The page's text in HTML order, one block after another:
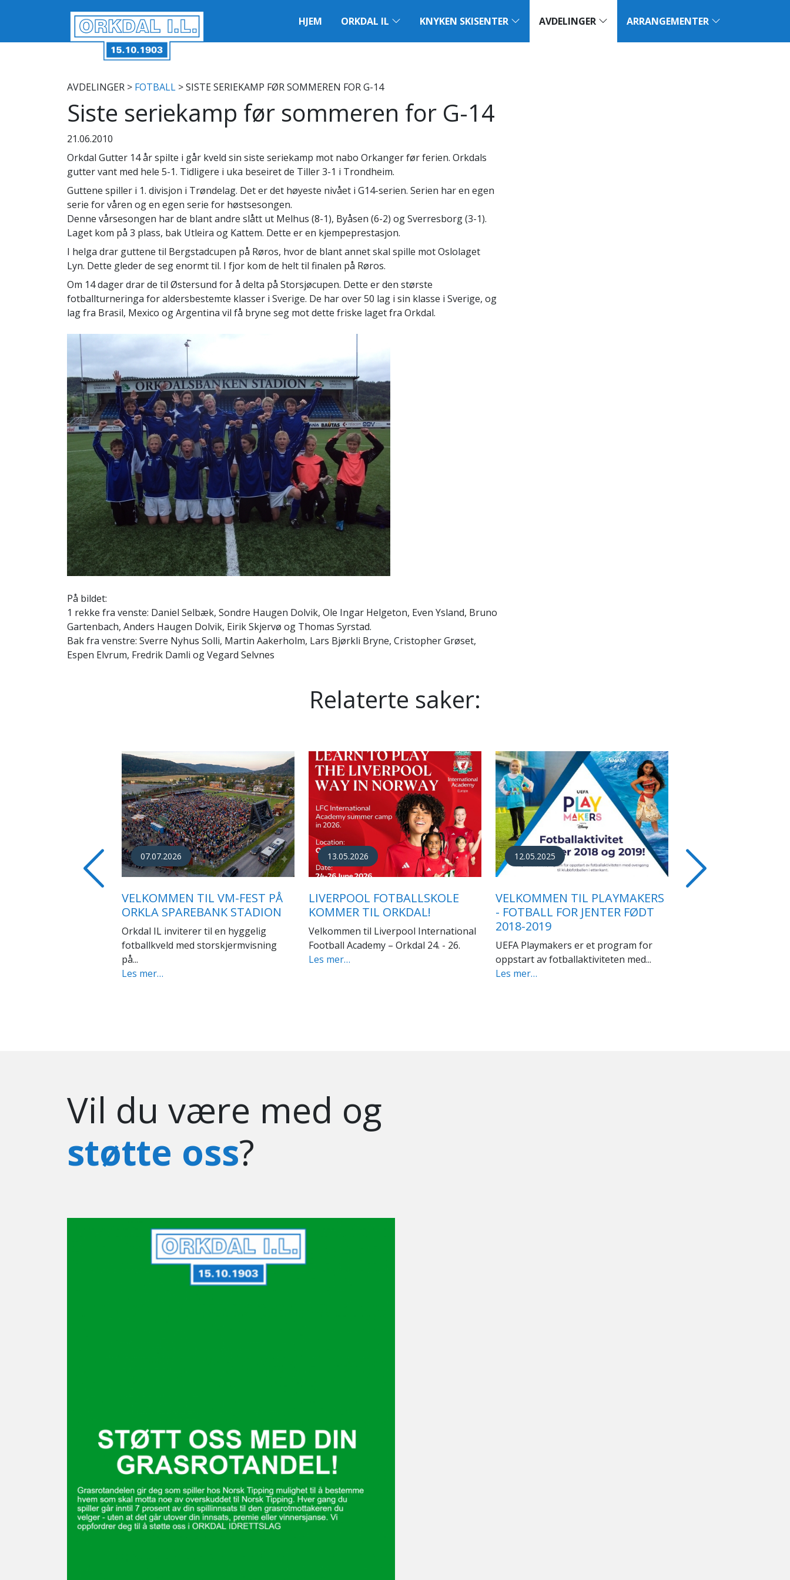
HJEM ORKDAL IL KNYKEN SKISENTER AVDELINGER ARRANGEMENTER
AVDELINGER > FOTBALL > SISTE SERIEKAMP FØR SOMMEREN FOR G-14
Siste seriekamp før sommeren for G-14
21.06.2010
Orkdal Gutter 14 år spilte i går kveld sin siste seriekamp mot nabo Orkanger før ferien. Orkdals
gutter vant med hele 5-1. Tidligere i uka beseiret de Tiller 3-1 i Trondheim.
Guttene spiller i 1. divisjon i Trøndelag. Det er det høyeste nivået i G14-serien. Serien har en egen
serie for våren og en egen serie for høstsesongen.
Denne vårsesongen har de blant andre slått ut Melhus (8-1), Byåsen (6-2) og Sverresborg (3-1).
Laget kom på 3 plass, bak Utleira og Kattem. Dette er en kjempeprestasjon.
I helga drar guttene til Bergstadcupen på Røros, hvor de blant annet skal spille mot Oslolaget
Lyn. Dette gleder de seg enormt til. I fjor kom de helt til finalen på Røros.
Om 14 dager drar de til Østersund for å delta på Storsjøcupen. Dette er den største
fotballturneringa for aldersbestemte klasser i Sverige. De har over 50 lag i sin klasse i Sverige, og
lag fra Brasil, Mexico og Argentina vil få bryne seg mot dette friske laget fra Orkdal.
På bildet:
1 rekke fra venste: Daniel Selbæk, Sondre Haugen Dolvik, Ole Ingar Helgeton, Even Ysland, Bruno
Gartenbach, Anders Haugen Dolvik, Eirik Skjervø og Thomas Syrstad.
Bak fra venstre: Sverre Nyhus Solli, Martin Aakerholm, Lars Bjørkli Bryne, Cristopher Grøset,
Espen Elvrum, Fredrik Damli og Vegard Selvnes
Relaterte saker:
28.12.2024
RESERTIFISERT SOM
KVALITETSKLUBBER
Orkdal IL har sammen med Orkla FK
vært sertifisert som...
Les mer…
17.07.2023
ORKLA TINE FOTBALLSKOLE
2023
Orkdal IL fotball sin
samarbeidspartner Orkla Fotballklubb
arrangerer Tine Fotballskole.
24.05.2023
KJØP BOKA OM
OPPBLOMSTRINGEN AV AV
KVINNEFOTBALLEN I GAMLE
SØR-TRØNDELAG
Damenes Pokal er et omfattende
dokument om kvinnefotballens
Vil du være med og
støtte oss?